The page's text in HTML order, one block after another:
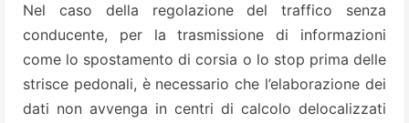
Nel caso della regolazione del traffico senza
conducente, per la trasmissione di informazioni
come lo spostamento di corsia o lo stop prima delle
strisce pedonali, è necessario che l’elaborazione dei
dati non avvenga in centri di calcolo delocalizzati